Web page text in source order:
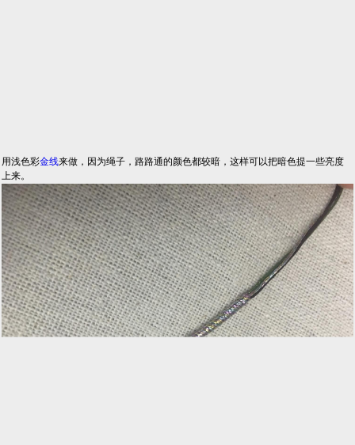
用浅色彩金线来做，因为绳子，路路通的颜色都较暗，这样可以把暗色提一些亮度
上来。